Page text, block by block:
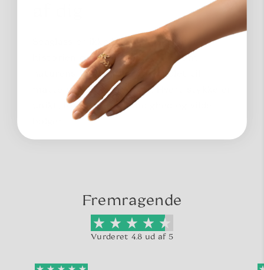
Seaglass er ikke bare smykker; det er
historien om skarpe glasskår, som
naturens kræfter har forvandlet til
matte skatte over årtier. Hvert stykke er
unikt, formet af tålmodighed og vilde
Fremragende
Vurderet 4.8 ud af 5